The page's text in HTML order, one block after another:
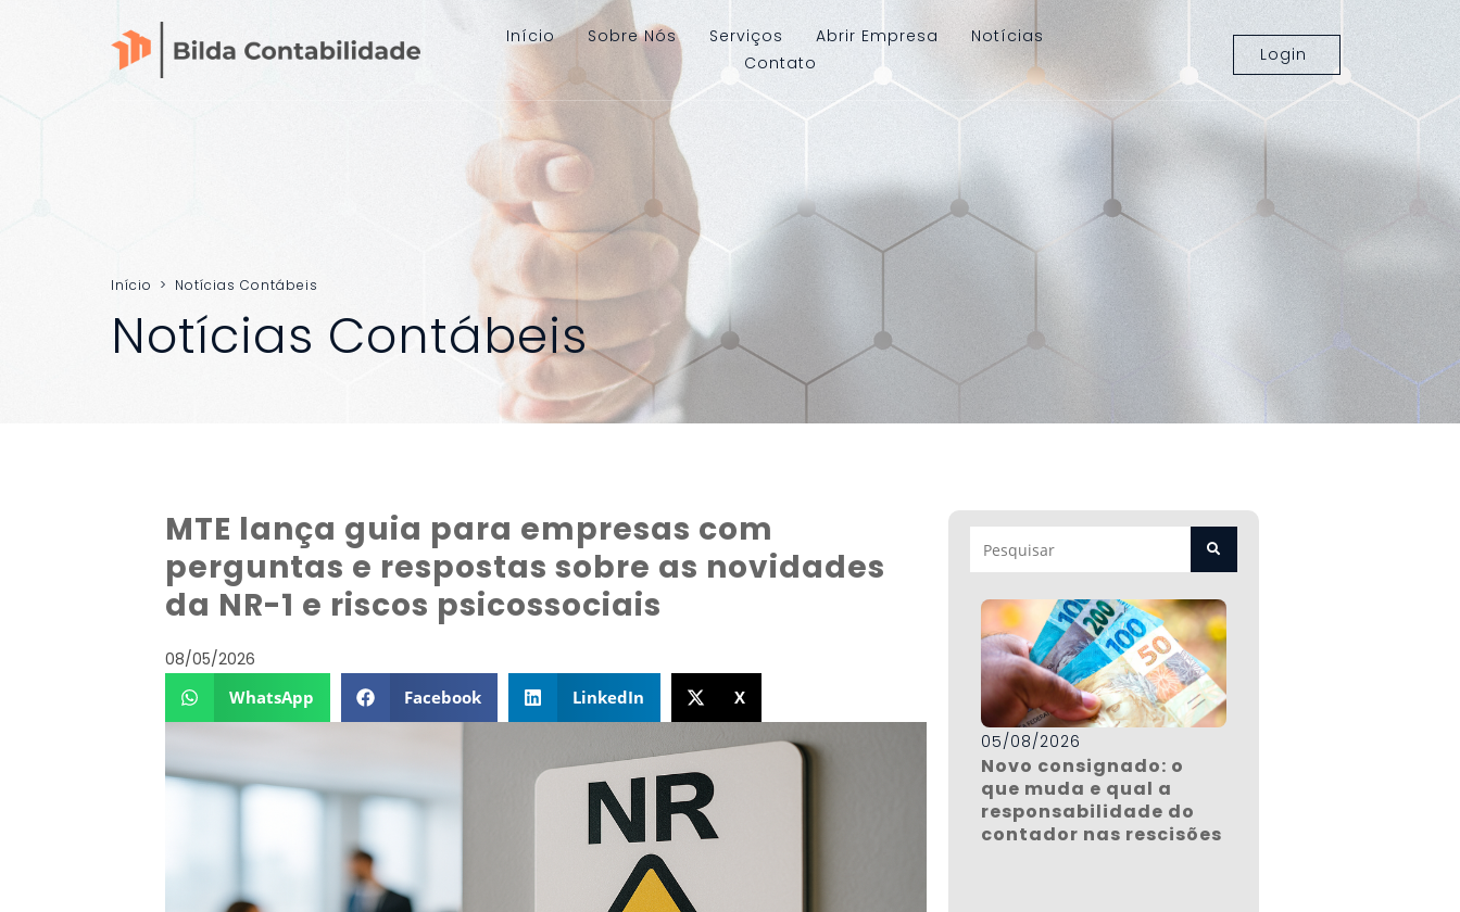
Início Sobre Nós Serviços Abrir Empresa
Notícias
Contato
Login
Início > Notícias Contábeis
Notícias Contábeis
MTE lança guia para empresas com
perguntas e respostas sobre as novidades
da NR-1 e riscos psicossociais
08/05/2026
WhatsApp
Facebook LinkedIn X
05/08/2026
Novo consignado: o
que muda e qual a
responsabilidade do
contador nas rescisões